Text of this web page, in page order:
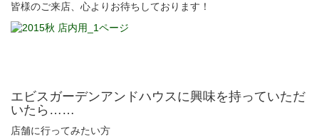
皆様のご来店、心よりお待ちしております！
エビスガーデンアンドハウスに興味を持っていただ
いたら……
店舗に行ってみたい方